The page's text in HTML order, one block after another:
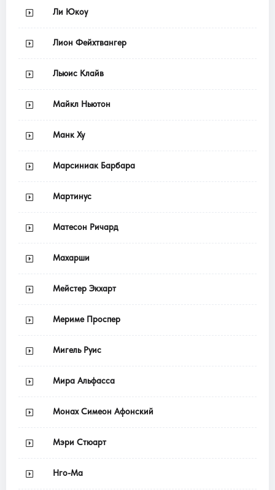
Ли Юкоу
Лион Фейхтвангер
Льюис Клайв
Майкл Ньютон
Манк Ху
Марсиниак Барбара
Мартинус
Матесон Ричард
Махарши
Мейстер Экхарт
Мериме Проспер
Мигель Руис
Мира Альфасса
Монах Симеон Афонский
Мэри Стюарт
Нго-Ма